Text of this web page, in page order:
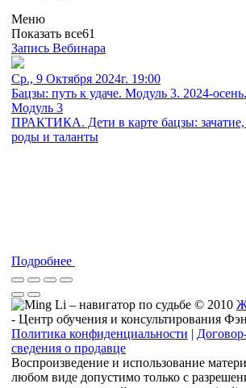
Меню
Показать все61
Запись Вебинара
Ср., 9 Октября 2024г. 19:00
Бацзы: путь к удаче. Модуль 3. 2024-осень.
Модуль 3
ПРАКТИКА. Дети в карте бацзы: зачатие,
роды и таланты
Подробнее
© 2010
- Центр обучения и консультирования
Политика конфиденциальности |
сведения о продавце
Воспроизведение и использование
любом виде допустимо только с